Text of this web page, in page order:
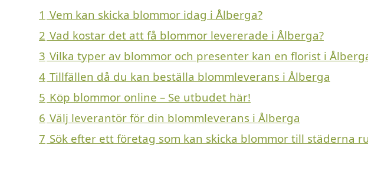
1 Vem kan skicka blommor idag i Ålberga?
2 Vad kostar det att få blommor levererade i Ålberga?
3 Vilka typer av blommor och presenter kan en florist i
4 Tillfällen då du kan beställa blommleverans i Ålberga
5 Köp blommor online – Se utbudet här!
6 Välj leverantör för din blommleverans i Ålberga
7 Sök efter ett företag som kan skicka blommor till städerna